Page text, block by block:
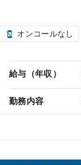
オンコールなし
給与（年収）
勤務内容